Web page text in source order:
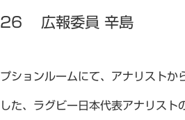
広報委員 辛島
ションルームにて、アナリストか
た、ラグビー日本代表アナリスト